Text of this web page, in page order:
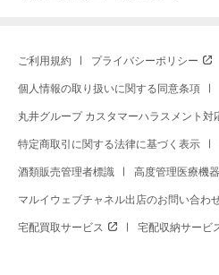
ご利用規約 プライバシーポリシー
個人情報の取り扱いに関する同意条項
丸井グループ カスタマーハラスメント対
特定商取引に関する法律に基づく表示
酒類販売管理者標識 高度管理医療機
マルイウェブチャネル出店のお問い合わ
宅配買取サービス 宅配収納サービ